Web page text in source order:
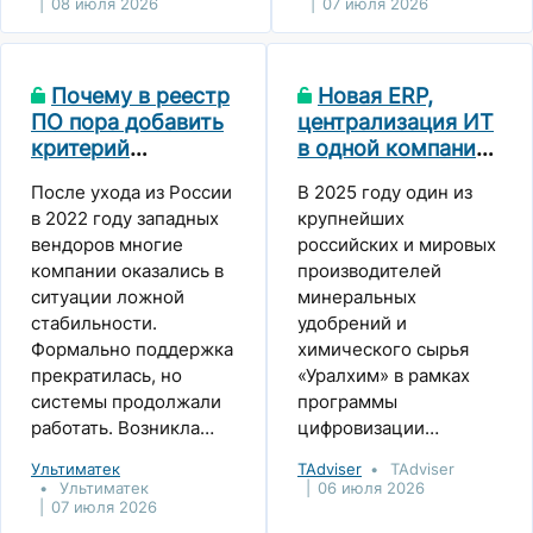
перехода на новую
архитектуру. Для этого
необходимо
пересобрать процессы,
архитектурные
принципы развития и
выстроить модель
перехода между
системами. Об этом
рассказывает
Александр Жук,
руководитель домена
ИТ-системы Lenta tech.
локальные LLM. О
стратегиях для
бизнеса — в
материале IT-World.
Почему в реестр
ПО пора добавить
критерий
После ухода из России
в 2022 году западных
вендоров многие
компании оказались в
ситуации ложной
стабильности.
Формально поддержка
прекратилась, но
системы продолжали
работать. Возникла
можно ничего не
менять. Особенно это
Ультиматек
Ультиматек
07 июля 2026
Новая ERP,
централизация ИТ
в одной компании
управление
документами. Как
проходит
цифровизация
«Уралхима»
В 2025 году один из
крупнейших
российских и мировых
производителей
минеральных
удобрений и
химического сырья
«Уралхим» в рамках
программы
цифровизации
проектов в области
TAdviser
TAdviser
06 июля 2026